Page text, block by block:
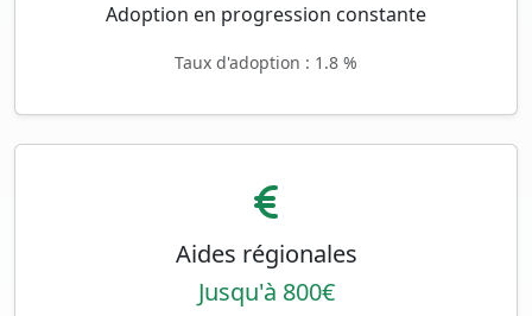
Adoption en progression constante
Taux d'adoption : 1.8 %
Aides régionales
Jusqu'à 800€